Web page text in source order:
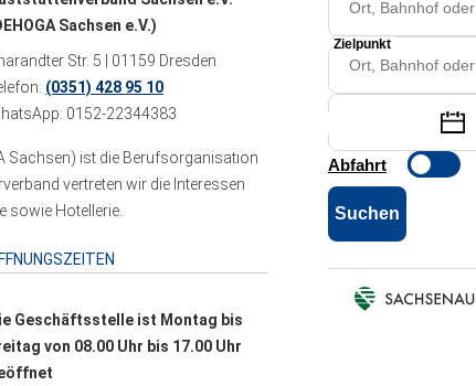
Sachsen e.V.)
Str. 5 | 01159 Dresden
(0351) 428 95 10
0152-22344383
Sachsen) ist die Berufsorganisation
vertreten wir die Interessen
sowie Hotellerie.
Geschäftsstelle ist Montag bis
von 08.00 Uhr bis 17.00 Uhr